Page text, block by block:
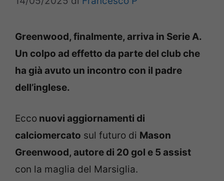
Greenwood, finalmente, arriva in Serie A.
Un colpo ad effetto da parte del club che
ha già avuto un incontro con il padre
dell’inglese.
Ecco nuovi aggiornamenti di
calciomercato sul futuro di Mason
Greenwood, autore di 20 gol e 5 assist
con la maglia del Marsiglia.